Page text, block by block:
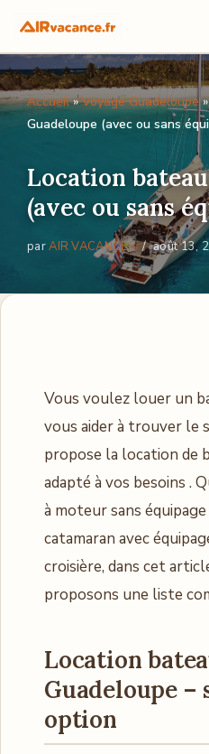
Aller
au
contenu
Accueil»Voyage Guadeloupe
Guadeloupe (avec ou sans
Location
(avec ou sans
parAIR VACANCES août 13,
Vous voulez louer un
vous aider à trouver le
propose la location de
adapté à vos besoins .
à moteur sans
catamaran avec
croisière, dans cet
proposons une liste
Location
Guadeloupe –
option